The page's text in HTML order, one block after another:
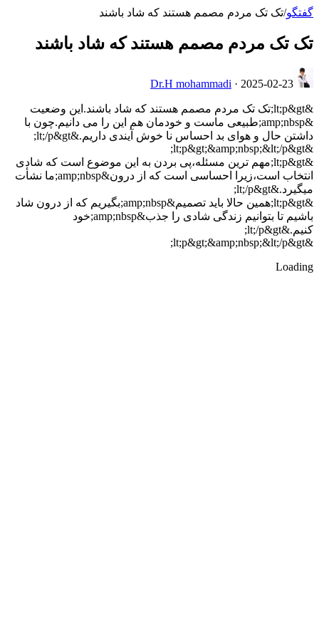
گفتگو/تک تک مردم مصمم هستند که شاد باشند
تک تک مردم مصمم هستند که شاد باشند
Dr.H mohammadi · 2025-02-23
&lt;p&gt;تک تک مردم مصمم هستند که شاد باشند.این وضعیت
&amp;nbsp;طبیعی ماست و خودمان هم این را می دانیم.چون با
داشتن حال و هوای بد احساس نا خوش آیندی داریم.&lt;/p&gt;
&lt;p&gt;&amp;nbsp;&lt;/p&gt;
&lt;p&gt;مهم ترین مسئله،پی بردن به این موضوع است که شادی
انتخاب است،زیرا احساسی است که از درون&amp;nbsp;ما نشأت
میگیرد.&lt;/p&gt;
&lt;p&gt;همین حالا باید تصمیم&amp;nbsp;بگیریم که از درون شاد
باشیم تا بتوانیم زندگی شادی را جذب&amp;nbsp;خود
کنیم.&lt;/p&gt;
&lt;p&gt;&amp;nbsp;&lt;/p&gt;
Loading